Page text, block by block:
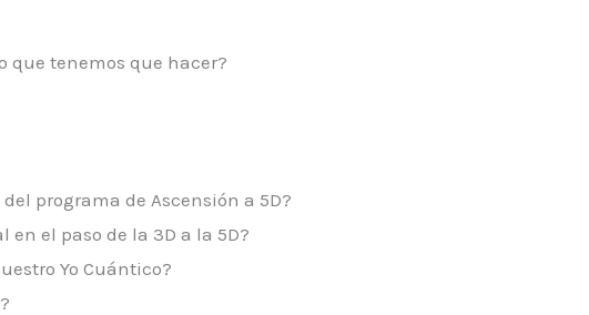
que tenemos que hacer?
programa de Ascensión a 5D?
el paso de la 3D a la 5D?
Yo Cuántico?